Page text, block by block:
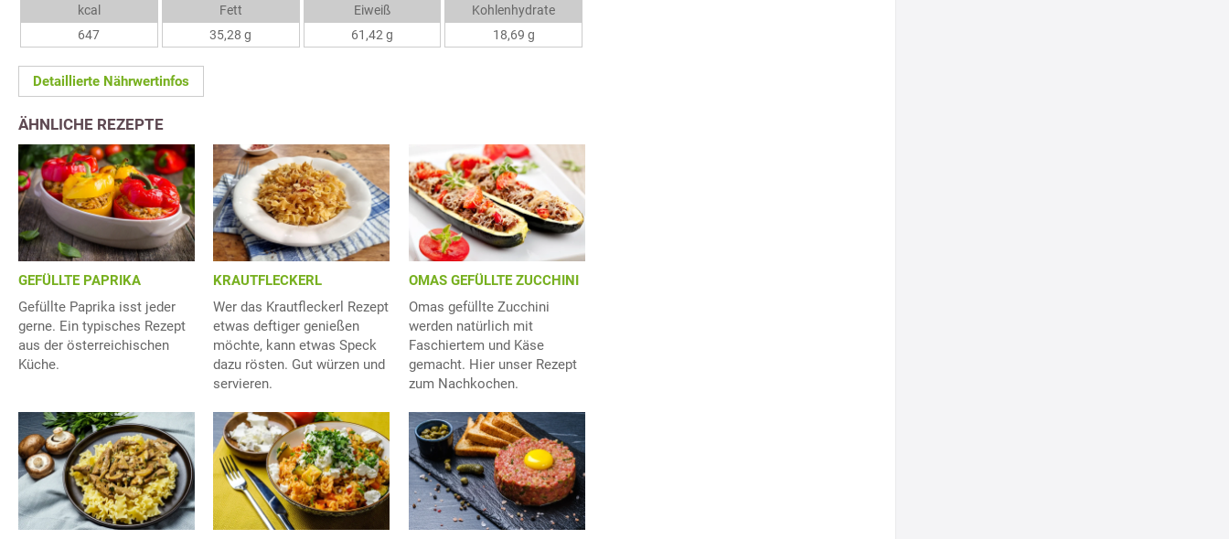
kcal
647
Fett
35,28 g
Eiweiß
61,42 g
Kohlenhydrate
18,69 g
Detaillierte Nährwertinfos
ÄHNLICHE REZEPTE
GEFÜLLTE PAPRIKA
Gefüllte Paprika isst jeder
gerne. Ein typisches Rezept
aus der österreichischen
Küche.
KRAUTFLECKERL
Wer das Krautfleckerl Rezept
etwas deftiger genießen
möchte, kann etwas Speck
dazu rösten. Gut würzen und
servieren.
OMAS GEFÜLLTE ZUCCHINI
Omas gefüllte Zucchini
werden natürlich mit
Faschiertem und Käse
gemacht. Hier unser Rezept
zum Nachkochen.